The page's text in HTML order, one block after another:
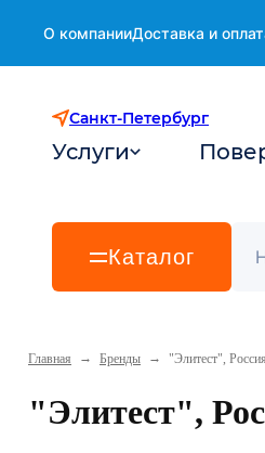
О компанииДоставка и
Санкт-Петербург
Услуги
Каталог
Главная → Бренды → "Элитест", Россия
"Элитест",